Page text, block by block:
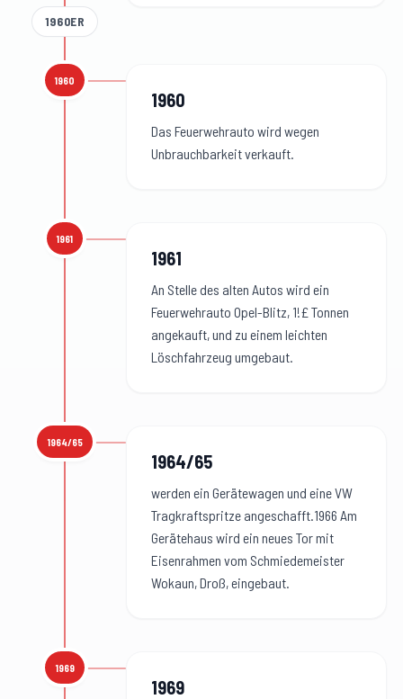
1960ER
1960
1960:
1960
Das Feuerwehrauto wird wegen
Unbrauchbarkeit verkauft.
1961
1961:
1961
An Stelle des alten Autos wird ein
Feuerwehrauto Opel-Blitz, 1!£ Tonnen
angekauft, und zu einem leichten
Löschfahrzeug umgebaut.
1964/65
1964/65:
1964/65
werden ein Gerätewagen und eine VW
Tragkraftspritze angeschafft.1966 Am
Gerätehaus wird ein neues Tor mit
Eisenrahmen vom Schmiedemeister
Wokaun, Droß, eingebaut.
1969
1969:
1969